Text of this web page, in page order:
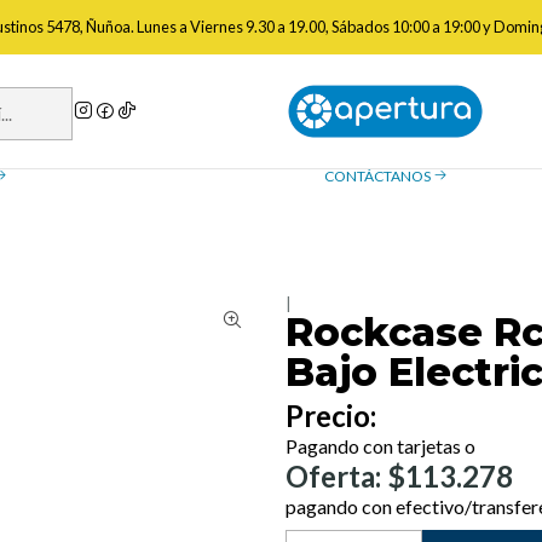
5478, Ñuñoa. Lunes a Viernes 9.30 a 19.00, Sábados 10:00 a 19:00 y
de Audio e Instrumentos Rockcase Rc 10605 B/Sb Bk Case Bajo
de reembolso
necesitas saber sobre las
Contáctanos
¿Tienes preguntas? Estamos
CONTÁCTANOS
Rockcase
Bajo
Precio:
Pagando con tarjetas o
Oferta: $113.278
pagando con efectivo/